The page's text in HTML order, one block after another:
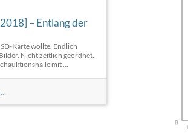
– Entlang der
Karte wollte. Endlich
Nicht zeitlich geordnet.
mit ...